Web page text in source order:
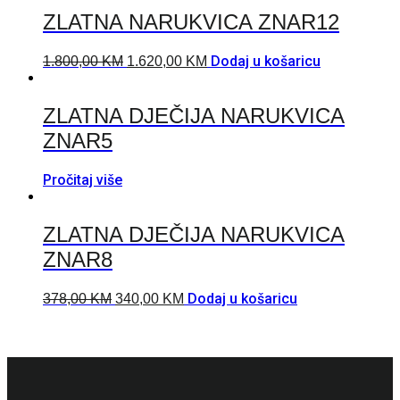
ZLATNA NARUKVICA ZNAR12
1.800,00KM 1.620,00 KM Dodaj u košaricu
ZLATNA DJEČIJA NARUKVICA
ZNAR5
Pročitaj više
ZLATNA DJEČIJA NARUKVICA
ZNAR8
378,00KM 340,00 KM Dodaj u košaricu